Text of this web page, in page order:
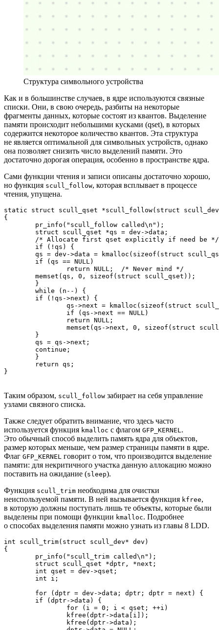
Структура символьного устройства
Как и в большинстве случаев, в ядре используются связные
списки. Они, в свою очередь, разбиты на некоторые
фрагменты данных, которые состоят из квантов. Выделение
памяти происходит небольшими кусками (qset), в которых
содержится некоторое количество квантов. Эта структура
не является оптимальной для символьных устройств, однако
она позволяет снизить число выделений памяти. Это
достаточно дорогая операция, особенно в пространстве ядра.
Сами функции чтения и записи описаны достаточно хорошо,
но функция scull_follow, которая всплывает в процессе
чтения, упущена.
static struct scull_qset *scull_follow(struct
{
}
Таким образом, scull_follow забирает на себя управление
узлами связного списка.
Также следует обратить внимание, что здесь часто
используется функция kmalloc с флагом GFP_KERNEL.
Это обычный способ выделить память ядра для объектов,
размер которых меньше, чем размер страницы памяти в ядре.
Флаг GFP_KERNEL говорит о том, что производится выделение
памяти: для некритичного участка данную аллокацию можно
поставить на ожидание (sleep).
Функция scull_trim необходима для очистки
неиспользуемой памяти. В ней вызывается функция kfree,
в которую должны поступать лишь те объекты, которые были
выделены при помощи функции kmalloc. Подробнее
о способах выделения памяти можно узнать из главы 8 LDD.
int scull_trim(struct scull_dev* dev)
{